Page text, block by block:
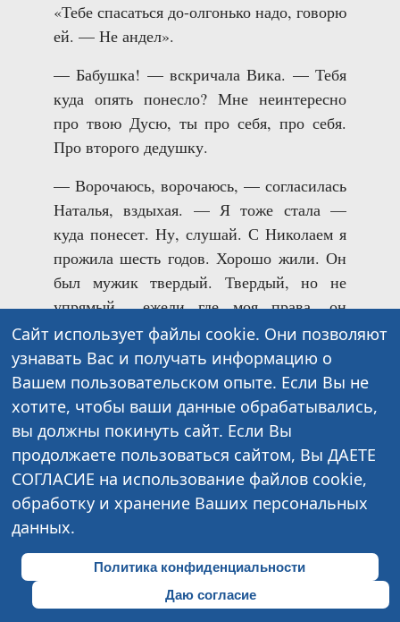
«Тебе спасаться до-олгонько надо, говорю
ей. — Не андел».
— Бабушка! — вскричала Вика. — Тебя
куда опять понесло? Мне неинтересно
про твою Дусю, ты про себя, про себя.
Про второго дедушку.
— Ворочаюсь, ворочаюсь, — согласилась
Наталья, вздыхая. — Я тоже стала —
куда понесет. Ну, слушай. С Николаем я
прожила шесть годов. Хорошо жили. Он
был мужик твердый. Твердый, но не
упрямый... ежели где моя права, он
понимал. За ним легко было жить.
Знаешь, что и на столе будет, и во дворе,
и справа для ребятишек. Меня, если по-
ранешному говорить, любил. Остановит
другой раз глаза и смотрит на меня,
хорошо так смотрит... А я уж замечу и ну
перед ним показ устраивать, молодой-то
было чем похвалиться.
— И чем ты хвалилась?
— А своим. Все своим. Чем еще?
Работой я в ту пору не избита была, из
Сайт использует файлы cookie. Они позволяют
узнавать Вас и получать информацию о
Вашем пользовательском опыте. Если Вы не
хотите, чтобы ваши данные обрабатывались,
вы должны покинуть сайт. Если Вы
продолжаете пользоваться сайтом, Вы ДАЕТЕ
СОГЛАСИЕ на использование файлов cookie,
обработку и хранение Ваших персональных
данных.
Политика конфиденциальности
Даю согласие